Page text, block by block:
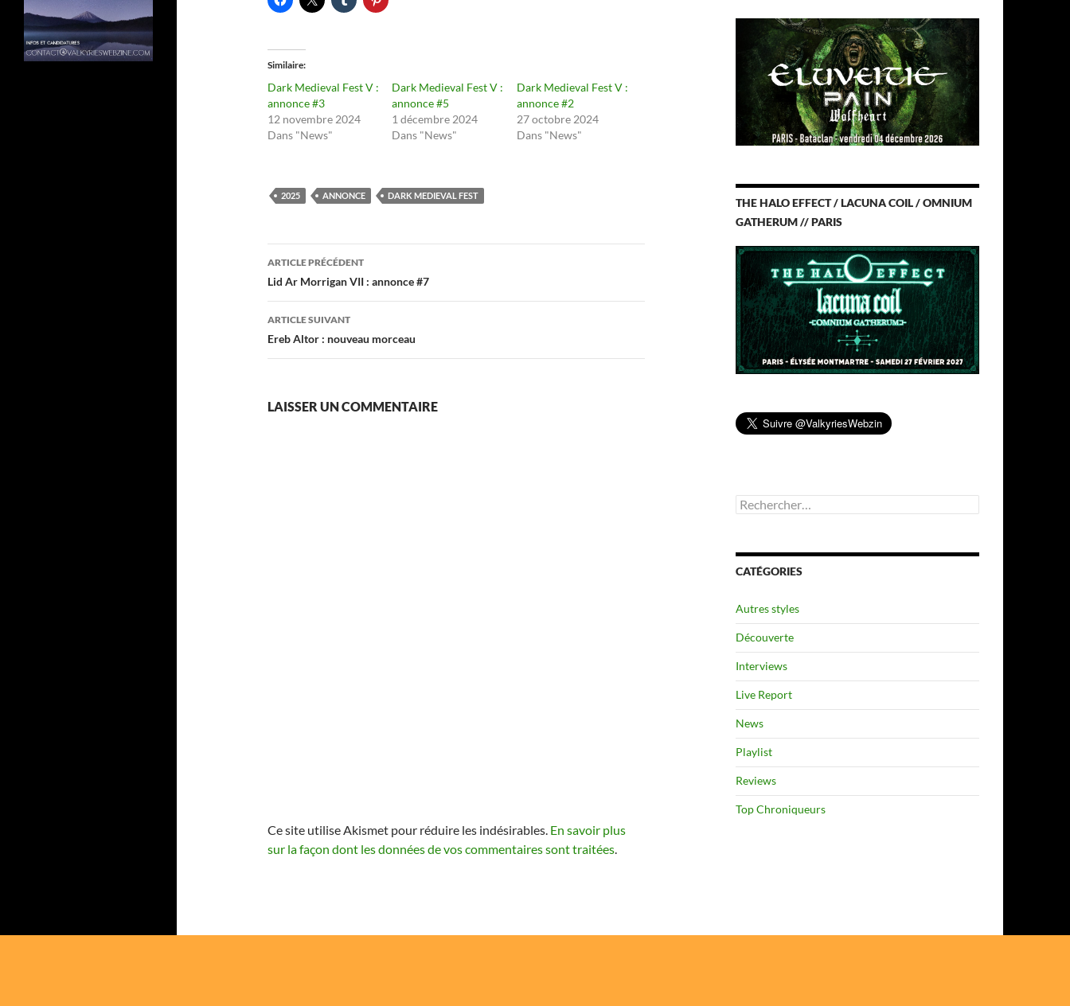
Similaire
Dark Medieval Fest V :
annonce #3
12 novembre 2024
Dans "News"
Dark Medieval Fest V :
annonce #5
1 décembre 2024
Dans "News"
Dark Medieval Fest V :
annonce #2
27 octobre 2024
Dans "News"
2025 ANNONCE DARK MEDIEVAL FEST
Navigation
des
articles
ARTICLE PRÉCÉDENT
Lid Ar Morrigan VII : annonce #7
ARTICLE SUIVANT
Ereb Altor : nouveau morceau
LAISSER UN COMMENTAIRE
Ce site utilise Akismet pour réduire les indésirables. En savoir plus
sur la façon dont les données de vos commentaires sont traitées.
THE HALO EFFECT / LACUNA COIL / OMNIUM
GATHERUM // PARIS
Rechercher :
CATÉGORIES
Autres styles
Découverte
Interviews
Live Report
News
Playlist
Reviews
Top Chroniqueurs